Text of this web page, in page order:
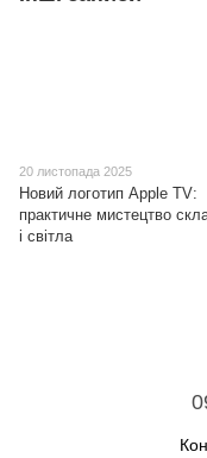
20 листопада 2025
Новий логотип Apple TV:
практичне мистецтво
і світла